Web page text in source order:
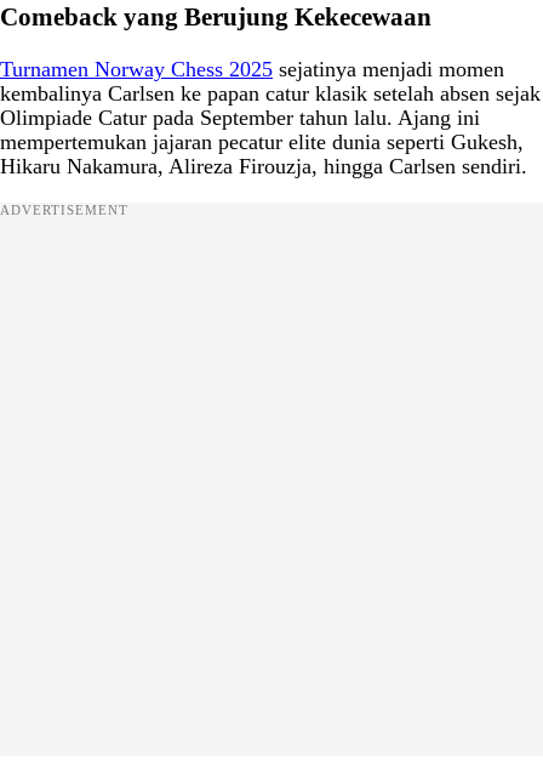
Comeback yang Berujung Kekecewaan
Turnamen Norway Chess 2025 sejatinya menjadi momen
kembalinya Carlsen ke papan catur klasik setelah absen sejak
Olimpiade Catur pada September tahun lalu. Ajang ini
mempertemukan jajaran pecatur elite dunia seperti Gukesh,
Hikaru Nakamura, Alireza Firouzja, hingga Carlsen sendiri.
ADVERTISEMENT